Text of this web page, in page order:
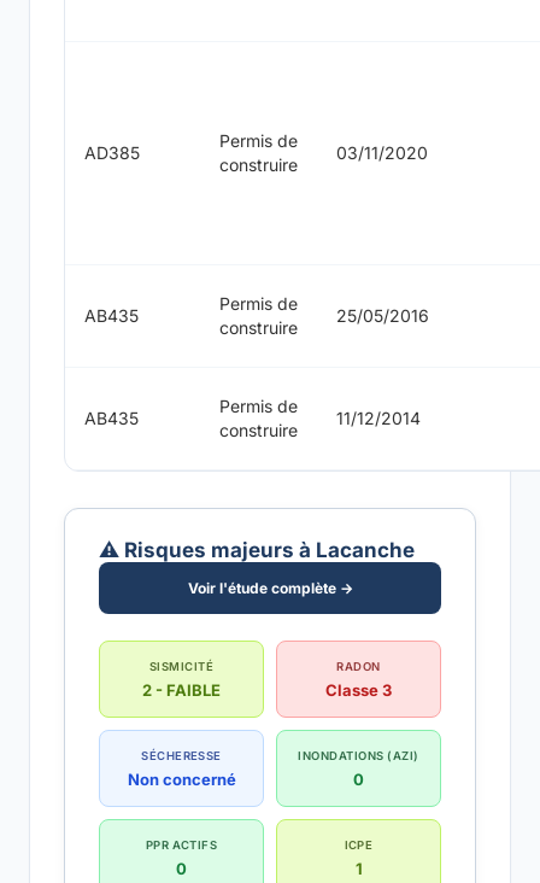
AD385
Permis de
construire
03/11/2020
AB435
Permis de
construire
25/05/2016
AB435
Permis de
construire
11/12/2014
⚠️ Risques majeurs à Lacanche
Voir l'étude complète →
SISMICITÉ
2 - FAIBLE
RADON
Classe 3
SÉCHERESSE
Non concerné
INONDATIONS (AZI)
0
PPR ACTIFS
0
ICPE
1